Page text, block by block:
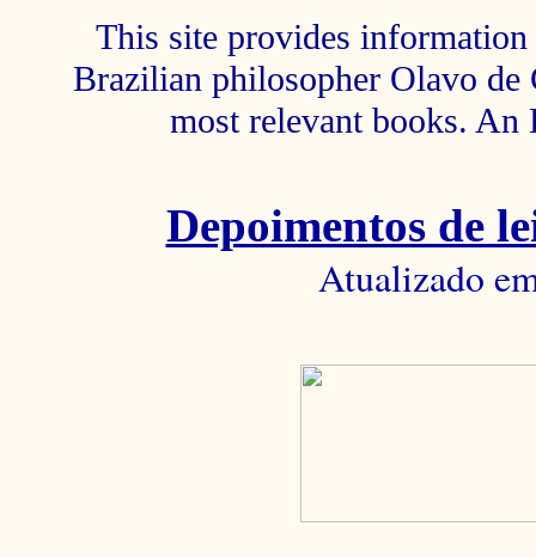
This site provides
Brazilian philosopher Olavo de
most relevant books.
Depoimentos de
Atualizado